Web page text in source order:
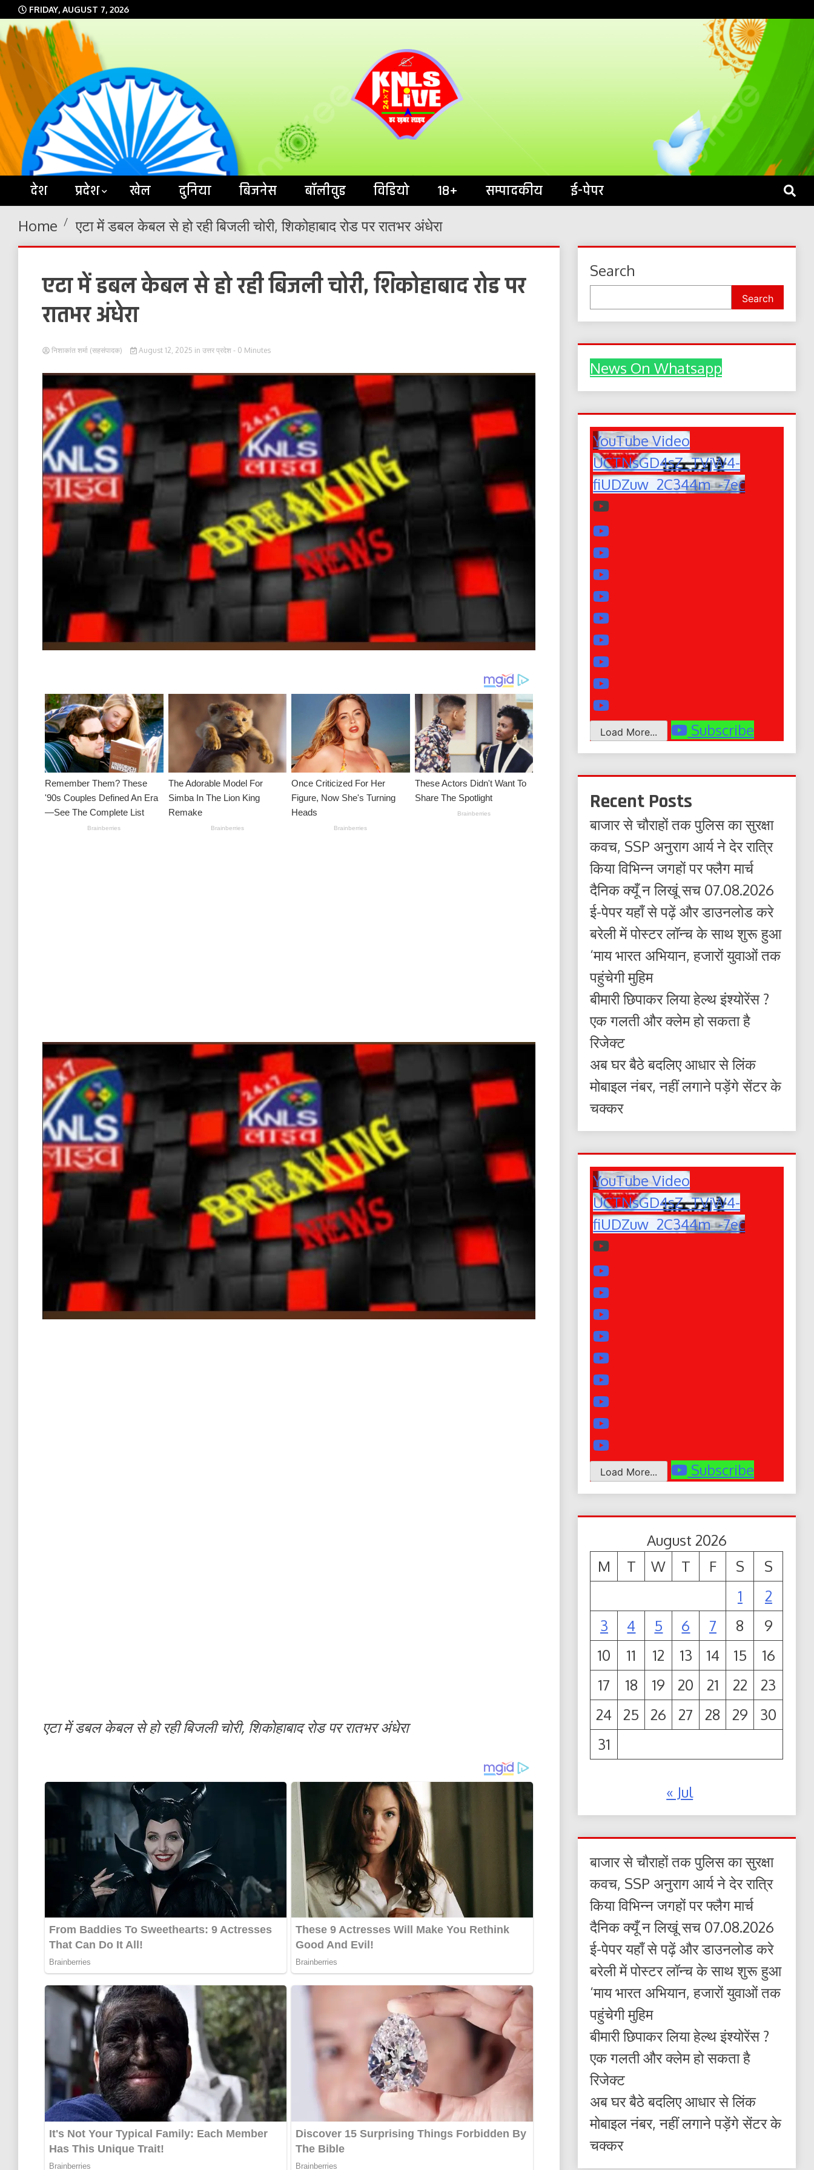
Skip
to
content
FRIDAY, AUGUST 7, 2026
KNLS LIVE
देश प्रदेश खेल दुनिया बिजनेस बॉलीवुड विडियो 18+ सम्पादकीय ई-पेपर
Home एटा में डबल केबल से हो रही बिजली चोरी, शिकोहाबाद रोड पर रातभर अंधेरा
एटा में डबल केबल से हो रही बिजली चोरी, शिकोहाबाद रोड पर
रातभर अंधेरा
निशाकांत शर्मा (सहसंपादक) August 12, 2025 in उत्तर प्रदेश - 0 Minutes
एटा में डबल केबल से हो रही बिजली चोरी, शिकोहाबाद रोड पर रातभर अंधेरा
Search
Search
News On Whatsapp
YouTube Video
UCTNsGD4sZ_TVjW4-
fiUDZuw_2C344m_-7ec
Load More... Subscribe
Recent Posts
बाजार से चौराहों तक पुलिस का सुरक्षा
कवच, SSP अनुराग आर्य ने देर रात्रि
किया विभिन्न जगहों पर फ्लैग मार्च
दैनिक क्यूँ न लिखूं सच 07.08.2026
ई-पेपर यहाँ से पढ़ें और डाउनलोड करे
बरेली में पोस्टर लॉन्च के साथ शुरू हुआ
‘माय भारत अभियान, हजारों युवाओं तक
पहुंचेगी मुहिम
बीमारी छिपाकर लिया हेल्थ इंश्योरेंस ?
एक गलती और क्लेम हो सकता है
रिजेक्ट
अब घर बैठे बदलिए आधार से लिंक
मोबाइल नंबर, नहीं लगाने पड़ेंगे सेंटर के
चक्कर
YouTube Video
UCTNsGD4sZ_TVjW4-
fiUDZuw_2C344m_-7ec
Load More... Subscribe
August 2026
M
T W T F S
S
1
2
3
4 5 6 7 8
9
10
11 12 13 14 15
16
17
18 19 20 21 22
23
24
25 26 27 28 29
30
31
« Jul
बाजार से चौराहों तक पुलिस का सुरक्षा
कवच, SSP अनुराग आर्य ने देर रात्रि
किया विभिन्न जगहों पर फ्लैग मार्च
दैनिक क्यूँ न लिखूं सच 07.08.2026
ई-पेपर यहाँ से पढ़ें और डाउनलोड करे
बरेली में पोस्टर लॉन्च के साथ शुरू हुआ
‘माय भारत अभियान, हजारों युवाओं तक
पहुंचेगी मुहिम
बीमारी छिपाकर लिया हेल्थ इंश्योरेंस ?
एक गलती और क्लेम हो सकता है
रिजेक्ट
अब घर बैठे बदलिए आधार से लिंक
मोबाइल नंबर, नहीं लगाने पड़ेंगे सेंटर के
चक्कर